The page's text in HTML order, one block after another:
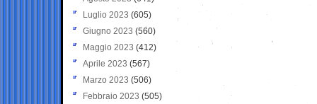
Luglio 2023 (605)
Giugno 2023 (560)
Maggio 2023 (412)
Aprile 2023 (567)
Marzo 2023 (506)
Febbraio 2023 (505)